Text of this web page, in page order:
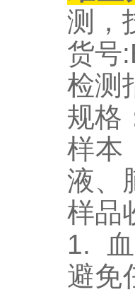
测，
货号
检测
规格
样本
液、
样品
1.
避免